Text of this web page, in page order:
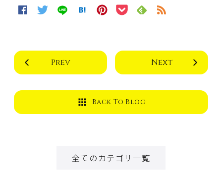
Prev Next
Back To Blog
全てのカテゴリ一覧